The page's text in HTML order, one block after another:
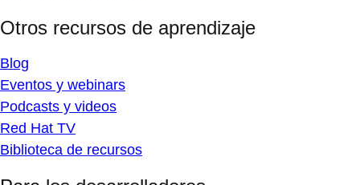
Otros recursos de aprendizaje
Blog
Eventos y webinars
Podcasts y videos
Red Hat TV
Biblioteca de recursos